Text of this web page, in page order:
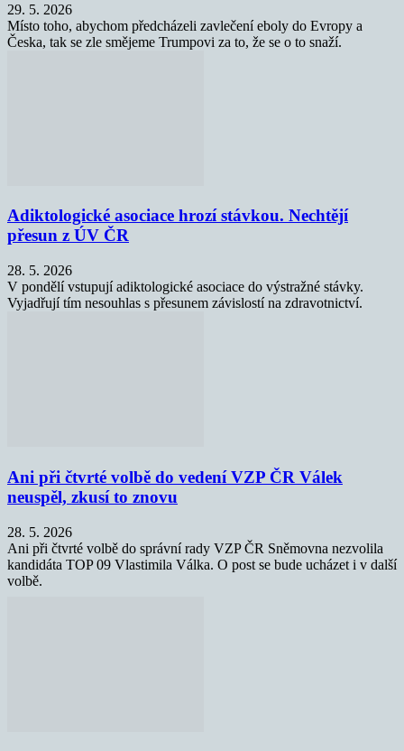
29. 5. 2026
Místo toho, abychom předcházeli zavlečení eboly do Evropy a
Česka, tak se zle smějeme Trumpovi za to, že se o to snaží.
Adiktologické asociace hrozí stávkou. Nechtějí
přesun z ÚV ČR
28. 5. 2026
V pondělí vstupují adiktologické asociace do výstražné stávky.
Vyjadřují tím nesouhlas s přesunem závislostí na zdravotnictví.
Ani při čtvrté volbě do vedení VZP ČR Válek
neuspěl, zkusí to znovu
28. 5. 2026
Ani při čtvrté volbě do správní rady VZP ČR Sněmovna nezvolila
kandidáta TOP 09 Vlastimila Válka. O post se bude ucházet i v další
volbě.